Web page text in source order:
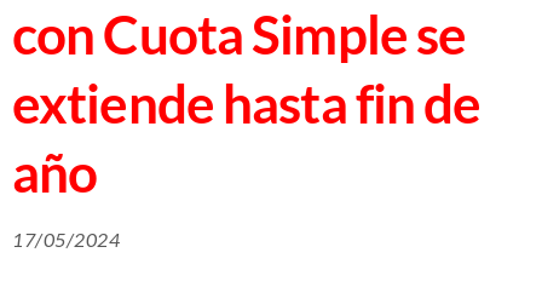
con Cuota Simple se
extiende hasta fin de
año
17/05/2024